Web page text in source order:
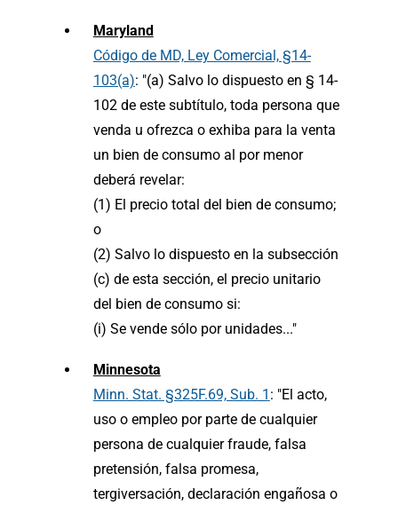
Maryland
Código de MD, Ley Comercial, §14-
103(a): "(a) Salvo lo dispuesto en § 14-
102 de este subtítulo, toda persona que
venda u ofrezca o exhiba para la venta
un bien de consumo al por menor
deberá revelar:
(1) El precio total del bien de consumo;
o
(2) Salvo lo dispuesto en la subsección
(c) de esta sección, el precio unitario
del bien de consumo si:
(i) Se vende sólo por unidades..."
Minnesota
Minn. Stat. §325F.69, Sub. 1 : "El acto,
uso o empleo por parte de cualquier
persona de cualquier fraude, falsa
pretensión, falsa promesa,
tergiversación, declaración engañosa o